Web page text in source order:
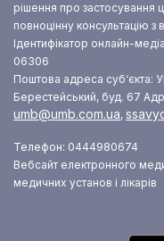
рішення про застосування
повноцінну консультацію з
Ідентифікатор онлайн-
06306
Поштова адреса суб‘єкта:
Берестейський, буд. 67
umb@umb.com.ua,
Телефон: 0444980674
Вебсайт електронного
медичних установ і лікарів